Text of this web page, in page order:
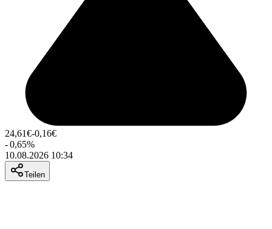
24,61€-0,16€
-0,65%
10.08.2026 10:34
Teilen